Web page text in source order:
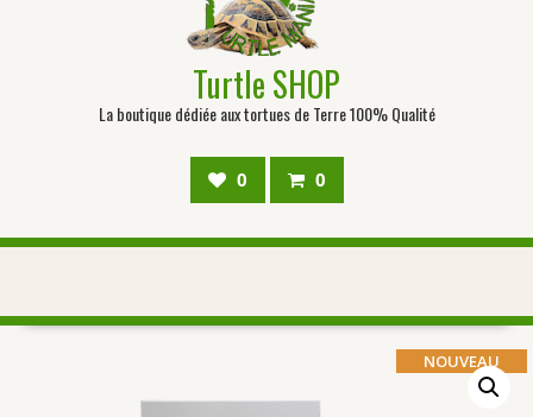
Turtle SHOP
La boutique dédiée aux tortues de Terre 100% Qualité
0 0
NOUVEAU